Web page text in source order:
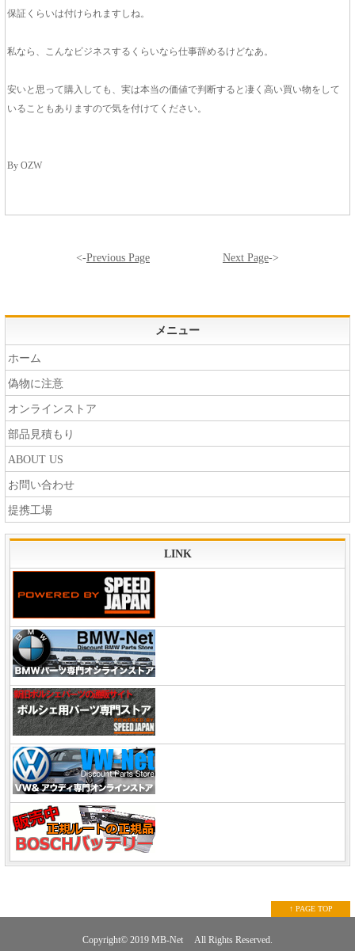
保証くらいは付けられますしね。
私なら、こんなビジネスするくらいなら仕事辞めるけどなあ。
安いと思って購入しても、実は本当の価値で判断すると凄く高い買い物をして
いることもありますので気を付けてください。
By OZW
<-Previous Page Next Page->
メニュー
ホーム
偽物に注意
オンラインストア
部品見積もり
ABOUT US
お問い合わせ
提携工場
LINK
↑ PAGE TOP
Copyright© 2019 MB-Net All Rights Reserved.